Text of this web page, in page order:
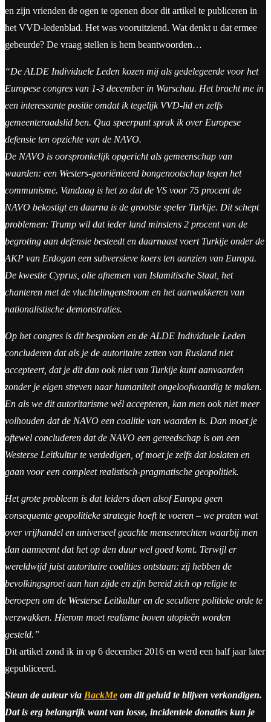
en zijn vrienden de ogen te openen door dit artikel te publiceren in
het VVD-ledenblad. Het was vooruitziend. Wat denkt u dat ermee
gebeurde? De vraag stellen is hem beantwoorden…
“De ALDE Individuele Leden kozen mij als gedelegeerde voor het
Europese congres van 1-3 december in Warschau. Het bracht me in
een interessante positie omdat ik tegelijk VVD-lid en zelfs
gemeenteraadslid ben. Qua speerpunt sprak ik over Europese
defensie ten opzichte van de NAVO.
De NAVO is oorspronkelijk opgericht als gemeenschap van
waarden: een Westers-georiënteerd bongenootschap tegen het
communisme. Vandaag is het zo dat de VS voor 75 procent de
NAVO bekostigt en daarna is de grootste speler Turkije. Dit schept
problemen: Trump wil dat ieder land minstens 2 procent van de
begroting aan defensie besteedt en daarnaast voert Turkije onder de
AKP van Erdogan een subversieve koers ten aanzien van Europa.
De kwestie Cyprus, olie afnemen van Islamitische Staat, het
chanteren met de vluchtelingenstroom en het aanwakkeren van
nationalistische demonstraties.
Op het congres is dit besproken en de ALDE Individuele Leden
concluderen dat als je de autoritaire zetten van Rusland niet
accepteert, dat je dit dan ook niet van Turkije kunt aanvaarden
zonder je eigen streven naar humaniteit ongeloofwaardig te maken.
En als we dit autoritarisme wél accepteren, kan men ook niet meer
volhouden dat de NAVO een coalitie van waarden is. Dan moet je
oftewel concluderen dat de NAVO een gereedschap is om een
Westerse Leitkultur te verdedigen, of moet je zelfs dat loslaten en
gaan voor een compleet realistisch-pragmatische geopolitiek.
Het grote probleem is dat leiders doen alsof Europa geen
consequente geopolitieke strategie hoeft te voeren – we praten wat
over vrijhandel en universeel geachte mensenrechten waarbij men
dan aanneemt dat het op den duur wel goed komt. Terwijl er
wereldwijd juist autoritaire coalities ontstaan: zij hebben de
bevolkingsgroei aan hun zijde en zijn bereid zich op religie te
beroepen om de Westerse Leitkultur en de seculiere politieke orde te
verzwakken. Hierom moet realisme boven utopieën worden
gesteld.”
Dit artikel zond ik in op 6 december 2016 en werd een half jaar later
gepubliceerd.
Steun de auteur via BackMe om dit geluid te blijven verkondigen.
Dat is erg belangrijk want van losse, incidentele donaties kun je